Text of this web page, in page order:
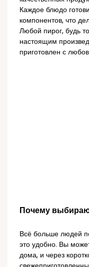
Каждое блюдо
компонентов, что
Любой пирог, будь
настоящим
приготовлен с
Почему
Всё больше людей
это удобно. Вы
дома, и через